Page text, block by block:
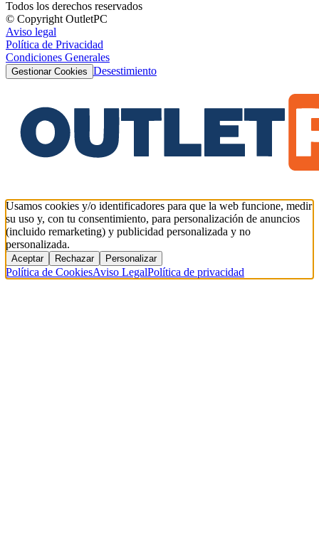
Todos los derechos reservados
© Copyright OutletPC
Aviso legal
Política de Privacidad
Condiciones Generales
Gestionar Cookies Desestimiento
Usamos cookies y/o identificadores para que la web funcione, medir
su uso y, con tu consentimiento, para personalización de anuncios
(incluido remarketing) y publicidad personalizada y no
personalizada.
Aceptar Rechazar Personalizar
Política de CookiesAviso LegalPolítica de privacidad